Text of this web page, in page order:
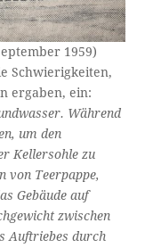
1959)
Schwierigkeiten,
ergaben, ein:
Während
um den
Kellersohle zu
von Teerpappe,
Gebäude auf
zwischen
Auftriebes durch